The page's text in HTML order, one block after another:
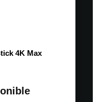
4K Max